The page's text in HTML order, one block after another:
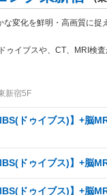
な変化を鮮明・高画質に
ゥイブスや、CT、MRI検
新宿5F
ドゥイブス)】+脳
ドゥイブス)】+脳
ドゥイブス)】+脳